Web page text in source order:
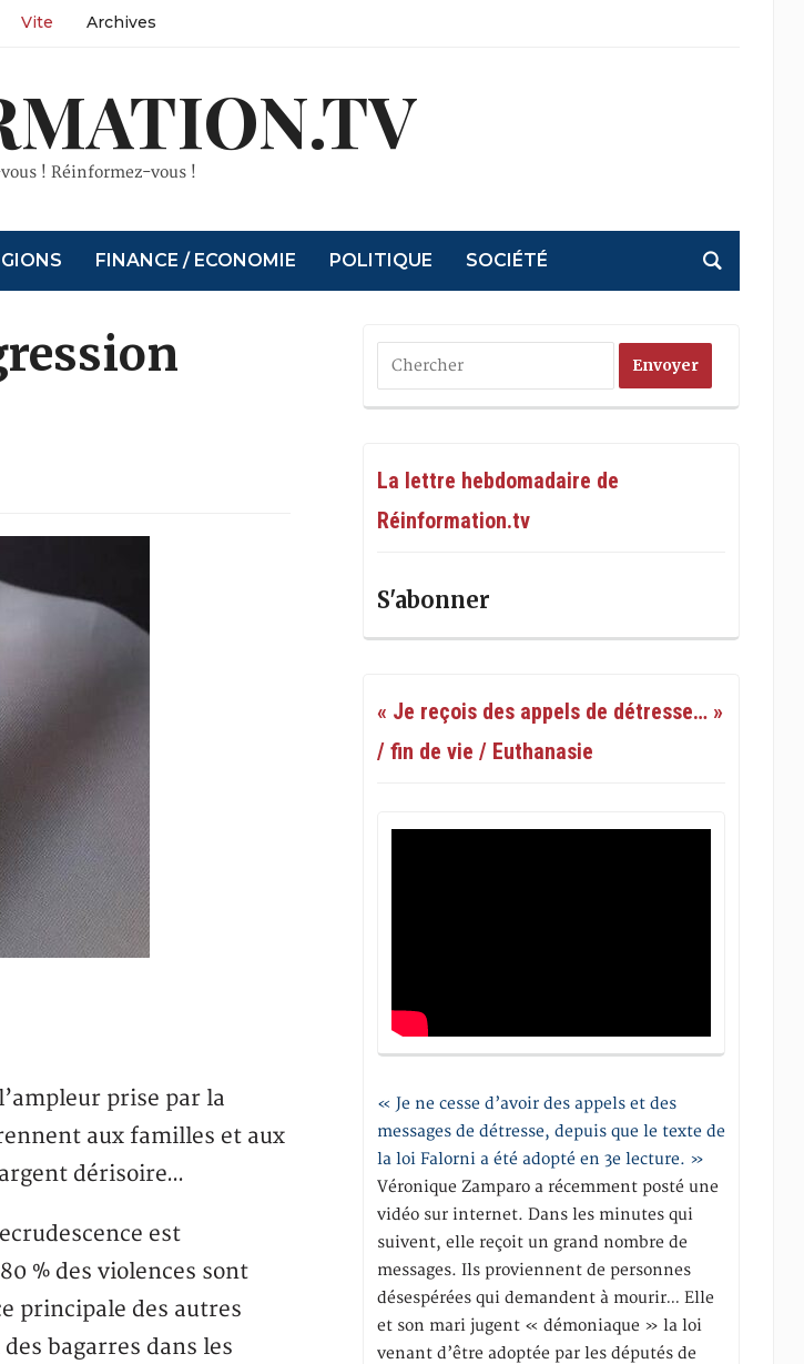
Vite Archives
! Réinformez-vous !
FINANCE / ECONOMIE POLITIQUE SOCIÉTÉ
prise par la
aux familles et aux
dérisoire…
est
% des violences sont
principale des autres
bagarres dans les
La lettre hebdomadaire de
Réinformation.tv
S'abonner
« Je reçois des appels de détresse… »
/ fin de vie / Euthanasie
« Je ne cesse d’avoir des appels et des
messages de détresse, depuis que le texte de
la loi Falorni a été adopté en 3e lecture. »
Véronique Zamparo a récemment posté une
vidéo sur internet. Dans les minutes qui
suivent, elle reçoit un grand nombre de
messages. Ils proviennent de personnes
désespérées qui demandent à mourir… Elle
et son mari jugent « démoniaque » la loi
venant d’être adoptée par les députés de